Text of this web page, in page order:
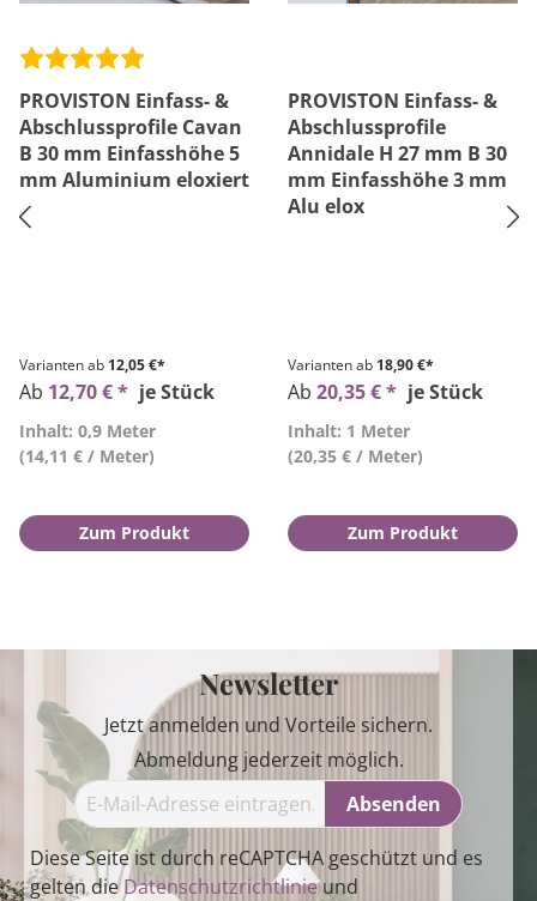
PROVISTON Einfass- &
Abschlussprofile Cavan
B 30 mm Einfasshöhe 5
mm Aluminium eloxiert
Varianten ab 12,05 €*
Ab 12,70 € * je Stück
Inhalt: 0,9 Meter
(14,11 € / Meter)
Zum Produkt
PROVISTON Einfass- &
Abschlussprofile
Annidale H 27 mm B 30
mm Einfasshöhe 3 mm
Alu elox
Varianten ab 18,90 €*
Ab 20,35 € * je Stück
Inhalt: 1 Meter
(20,35 € / Meter)
Zum Produkt
Newsletter
Jetzt anmelden und Vorteile sichern.
Abmeldung jederzeit möglich.
Absenden
Diese Seite ist durch reCAPTCHA geschützt und es
gelten dieDatenschutzrichtlinieund